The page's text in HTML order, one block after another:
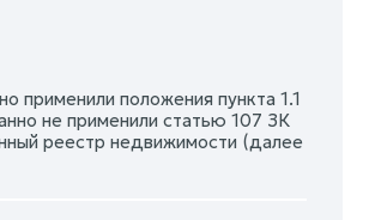
применили положения пункта 1.1
не применили статью 107 ЗК
реестр недвижимости (далее